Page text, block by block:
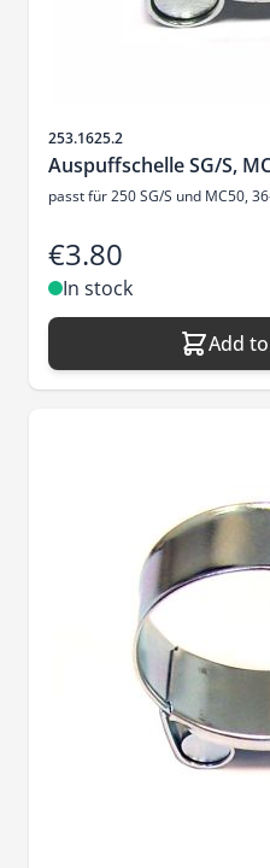
Sku
253.1625.2
Auspuffschelle SG/S,
passt für 250 SG/S und MC50,
€3.80
In stock
Add